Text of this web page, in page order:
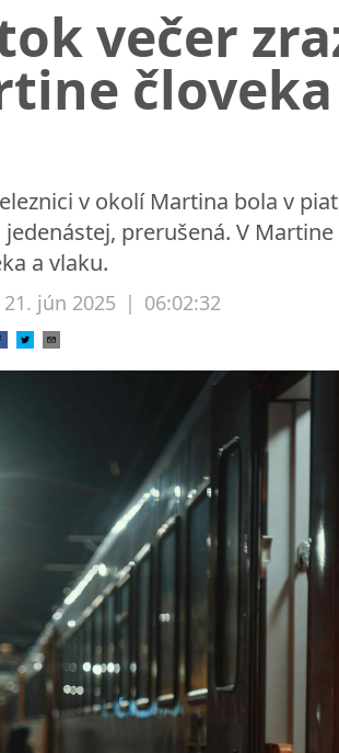
večer
človeka
v okolí Martina bola v
prerušená. V
a vlaku.
21. jún 2025 | 06:02:32